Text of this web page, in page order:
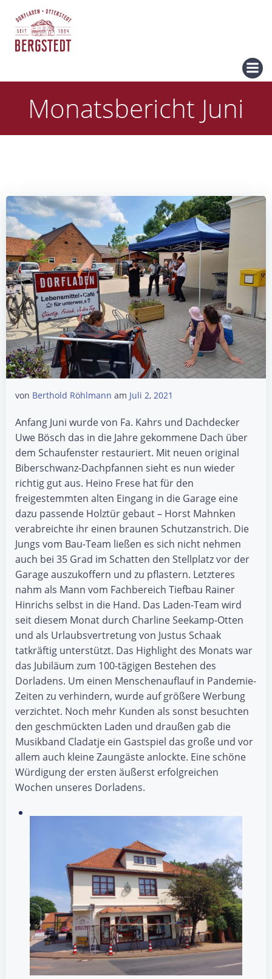
Monatsbericht Juni
von Berthold Röhlmann am Juli 2, 2021
Anfang Juni wurde von Fa. Kahrs und Dachdecker
Uwe Bösch das in die Jahre gekommene Dach über
dem Schaufenster restauriert. Mit neuen original
Biberschwanz-Dachpfannen sieht es nun wieder
richtig gut aus. Heino Frese hat für den
freigestemmten alten Eingang in die Garage eine
dazu passende Holztür gebaut – Horst Mahnken
verabreichte ihr einen braunen Schutzanstrich. Die
Jungs vom Bau-Team ließen es sich nicht nehmen
auch bei 35 Grad im Schatten den Stellplatz vor der
Garage auszukoffern und zu pflastern. Letzteres
nahm als Mann vom Fachbereich Tiefbau Rainer
Hinrichs selbst in die Hand. Das Laden-Team wird
seit diesem Monat durch Charline Seekamp-Otten
und als Urlaubsvertretung von Justus Schaak
tatkräftig unterstützt. Das Highlight des Monats war
das Jubiläum zum 100-tägigen Bestehen des
Dorladens. Um einen Menschenauflauf in Pandemie-
Zeiten zu verhindern, wurde auf größere Werbung
verzichtet. Noch mehr Kunden als sonst besuchten
den geschmückten Laden und draußen gab die
Musikband Cladatje ein Gastspiel das große und vor
allem auch kleine Zaungäste anlockte. Eine schöne
Würdigung der ersten äußerst erfolgreichen
Wochen unseres Dorladens.